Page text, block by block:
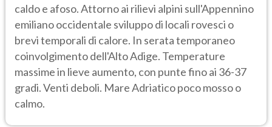
caldo e afoso. Attorno ai rilievi alpini sull'Appennino
emiliano occidentale sviluppo di locali rovesci o
brevi temporali di calore. In serata temporaneo
coinvolgimento dell'Alto Adige. Temperature
massime in lieve aumento, con punte fino ai 36-37
gradi. Venti deboli. Mare Adriatico poco mosso o
calmo.